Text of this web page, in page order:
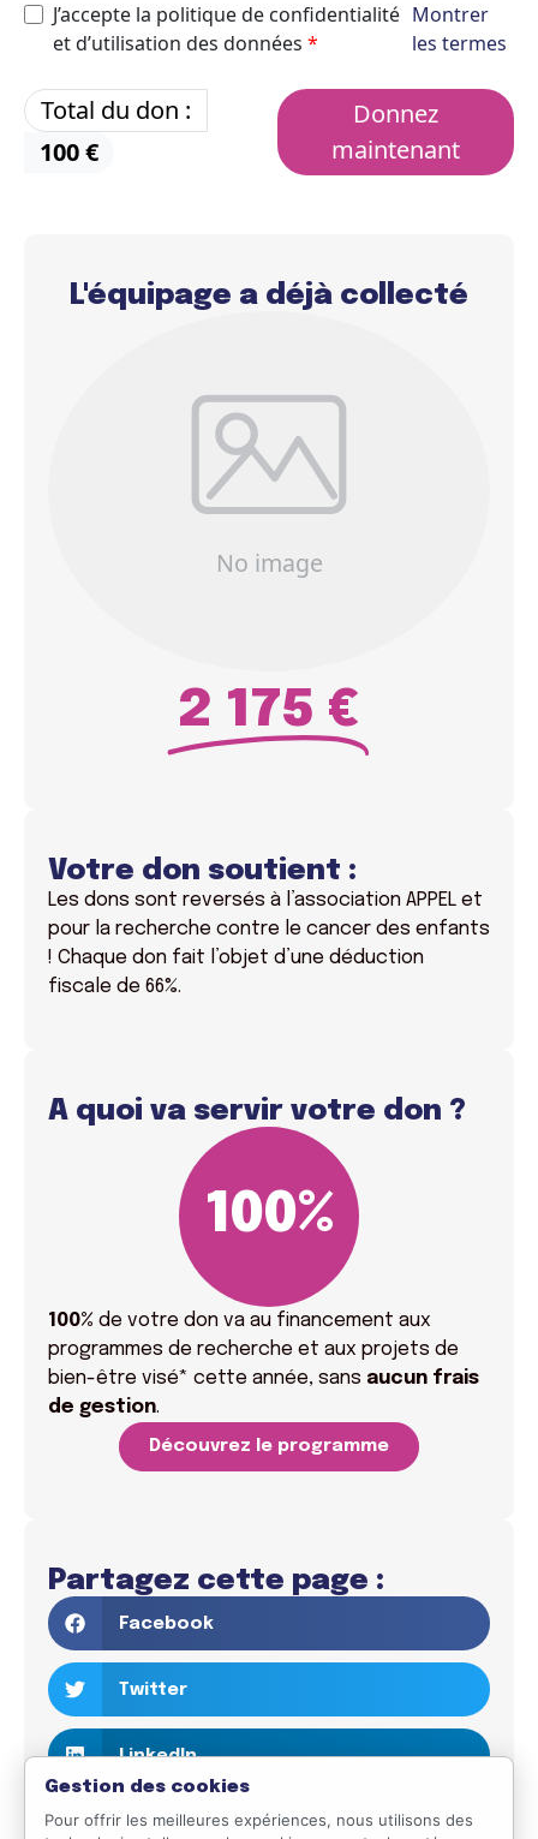
L'équipage a déjà collecté
2 175 €
Votre don soutient :
Les dons sont reversés à l’association APPEL et
pour la recherche contre le cancer des enfants
! Chaque don fait l’objet d’une déduction
fiscale de 66%.
A quoi va servir votre don ?
100%
100% de votre don va au financement aux
programmes de recherche et aux projets de
bien-être visé* cette année, sans aucun frais
de gestion.
Découvrez le programme
Partagez cette page :
Facebook
Twitter
LinkedIn
Email
Gestion des cookies
Pour offrir les meilleures expériences, nous utilisons des